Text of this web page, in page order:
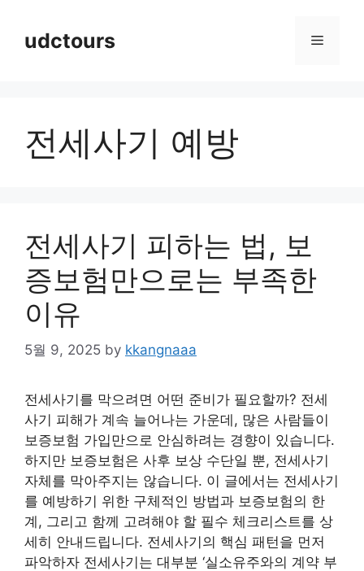
contentudctours Menu
전세사기 예방
전세사기 피하는 법, 보
증보험만으로는 부족한
이유
5월 9, 2025 by kkangnaaa
전세사기를 막으려면 어떤 준비가 필요할까? 전세
사기 피해가 계속 늘어나는 가운데, 많은 사람들이
보증보험 가입만으로 안심하려는 경향이 있습니다.
하지만 보증보험은 사후 보상 수단일 뿐, 전세사기
자체를 막아주지는 않습니다. 이 글에서는 전세사기
를 예방하기 위한 구체적인 방법과 보증보험의 한
계, 그리고 함께 고려해야 할 필수 체크리스트를 상
세히 안내드립니다. 전세사기의 핵심 패턴을 먼저
파악하자 전세사기는 대부분 ‘실소유주와의 계약 부